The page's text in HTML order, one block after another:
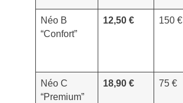
Néo B
“Confort”
12,50 € 150 €
Néo C
“Premium”
18,90 € 75 €